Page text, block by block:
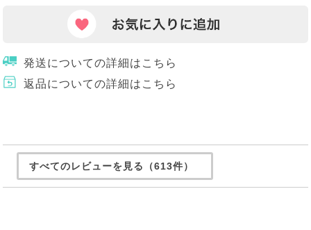
発送についての詳細はこちら
返品についての詳細はこちら
すべてのレビューを見る（613件）